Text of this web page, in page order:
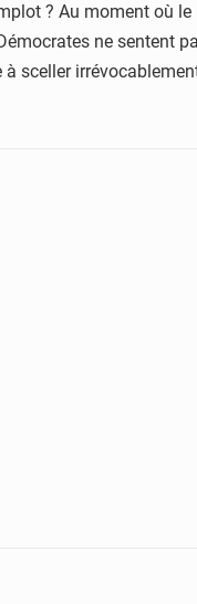
? Au moment où
ne sentent
sceller